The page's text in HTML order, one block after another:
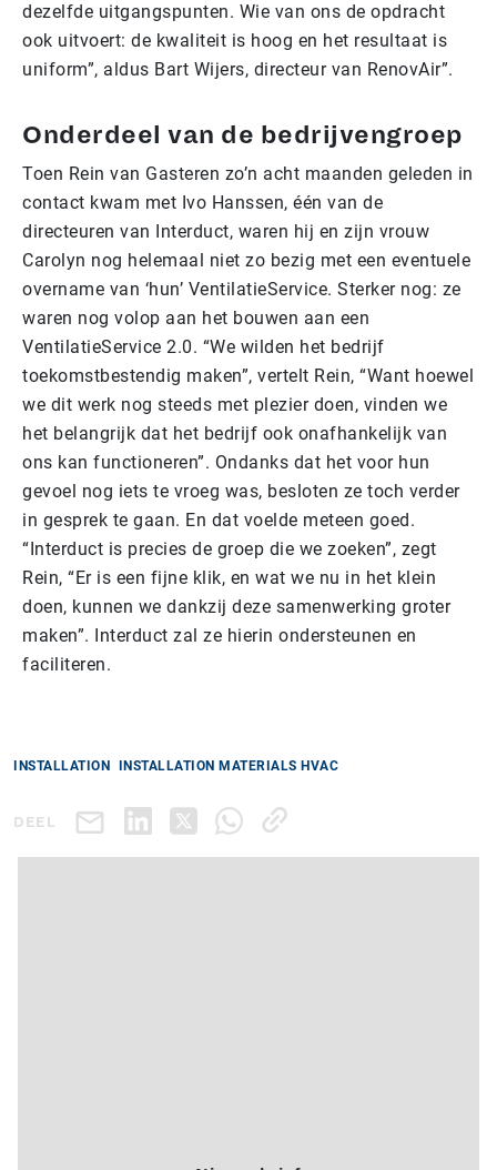
dezelfde uitgangspunten. Wie van ons de opdracht
ook uitvoert: de kwaliteit is hoog en het resultaat is
uniform”, aldus Bart Wijers, directeur van RenovAir”.
Onderdeel van de bedrijvengroep
Toen Rein van Gasteren zo’n acht maanden geleden in
contact kwam met Ivo Hanssen, één van de
directeuren van Interduct, waren hij en zijn vrouw
Carolyn nog helemaal niet zo bezig met een eventuele
overname van ‘hun’ VentilatieService. Sterker nog: ze
waren nog volop aan het bouwen aan een
VentilatieService 2.0. “We wilden het bedrijf
toekomstbestendig maken”, vertelt Rein, “Want hoewel
we dit werk nog steeds met plezier doen, vinden we
het belangrijk dat het bedrijf ook onafhankelijk van
ons kan functioneren”. Ondanks dat het voor hun
gevoel nog iets te vroeg was, besloten ze toch verder
in gesprek te gaan. En dat voelde meteen goed.
“Interduct is precies de groep die we zoeken”, zegt
Rein, “Er is een fijne klik, en wat we nu in het klein
doen, kunnen we dankzij deze samenwerking groter
maken”. Interduct zal ze hierin ondersteunen en
faciliteren.
INSTALLATION INSTALLATION MATERIALS HVAC
DEEL